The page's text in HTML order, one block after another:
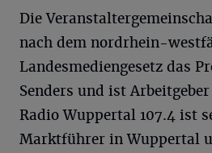
Die
nach dem nordrhein-
Landesmediengesetz das
Senders und ist
Radio Wuppertal 107.4 ist
Marktführer in Wuppertal